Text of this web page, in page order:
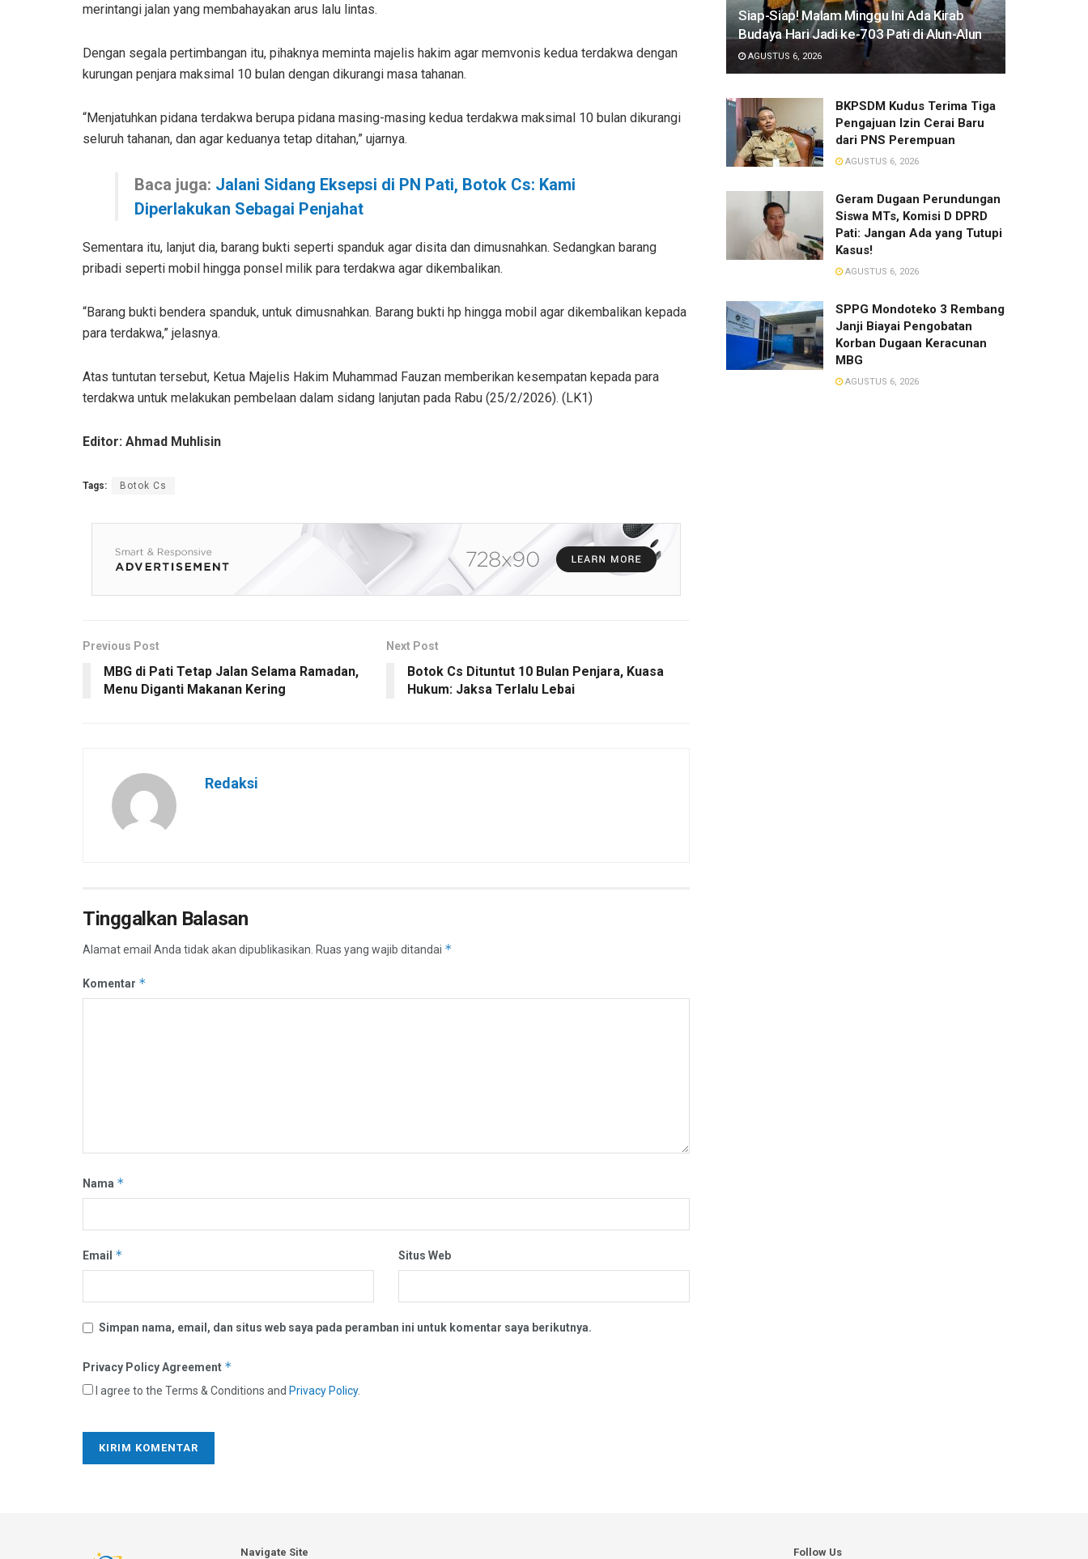
merintangi jalan yang membahayakan arus lalu lintas.
Dengan segala pertimbangan itu, pihaknya meminta majelis hakim agar memvonis kedua terdakwa dengan
kurungan penjara maksimal 10 bulan dengan dikurangi masa tahanan.
“Menjatuhkan pidana terdakwa berupa pidana masing-masing kedua terdakwa maksimal 10 bulan dikurangi
seluruh tahanan, dan agar keduanya tetap ditahan,” ujarnya.
Baca juga: Jalani Sidang Eksepsi di PN Pati, Botok Cs: Kami
Diperlakukan Sebagai Penjahat
Sementara itu, lanjut dia, barang bukti seperti spanduk agar disita dan dimusnahkan. Sedangkan barang
pribadi seperti mobil hingga ponsel milik para terdakwa agar dikembalikan.
“Barang bukti bendera spanduk, untuk dimusnahkan. Barang bukti hp hingga mobil agar dikembalikan kepada
para terdakwa,” jelasnya.
Atas tuntutan tersebut, Ketua Majelis Hakim Muhammad Fauzan memberikan kesempatan kepada para
terdakwa untuk melakukan pembelaan dalam sidang lanjutan pada Rabu (25/2/2026). (LK1)
Editor: Ahmad Muhlisin
Tags: Botok Cs
Previous Post
MBG di Pati Tetap Jalan Selama Ramadan,
Menu Diganti Makanan Kering
Next Post
Botok Cs Dituntut 10 Bulan Penjara, Kuasa
Hukum: Jaksa Terlalu Lebai
Redaksi
Tinggalkan Balasan
Alamat email Anda tidak akan dipublikasikan. Ruas yang wajib ditandai *
Komentar *
Nama *
Email * Situs Web
Simpan nama, email, dan situs web saya pada peramban ini untuk komentar saya berikutnya.
Privacy Policy Agreement *
I agree to the Terms & Conditions and Privacy Policy.
Siap-Siap! Malam Minggu Ini Ada Kirab
Budaya Hari Jadi ke-703 Pati di Alun-Alun
AGUSTUS 6, 2026
BKPSDM Kudus Terima Tiga
Pengajuan Izin Cerai Baru
dari PNS Perempuan
AGUSTUS 6, 2026
Geram Dugaan Perundungan
Siswa MTs, Komisi D DPRD
Pati: Jangan Ada yang Tutupi
Kasus!
AGUSTUS 6, 2026
SPPG Mondoteko 3 Rembang
Janji Biayai Pengobatan
Korban Dugaan Keracunan
MBG
AGUSTUS 6, 2026
Navigate Site Follow Us